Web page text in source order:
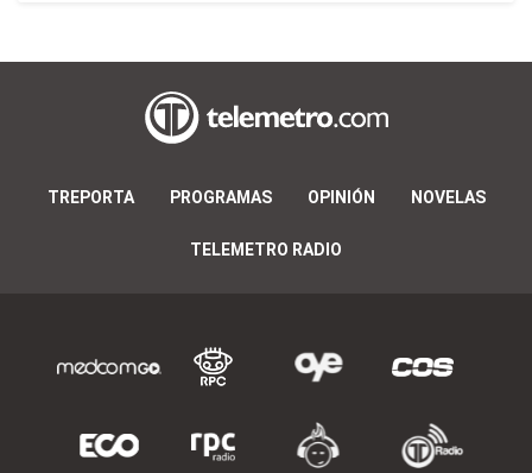
TREPORTA PROGRAMAS OPINIÓN NOVELAS
TELEMETRO RADIO